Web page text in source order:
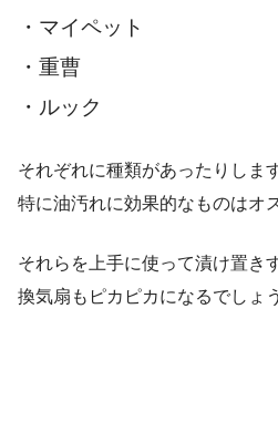
・マイペット
・重曹
・ルック
それぞれに種類があったりしま
特に油汚れに効果的なものはオ
それらを上手に使って漬け置き
換気扇もピカピカになるでしょう